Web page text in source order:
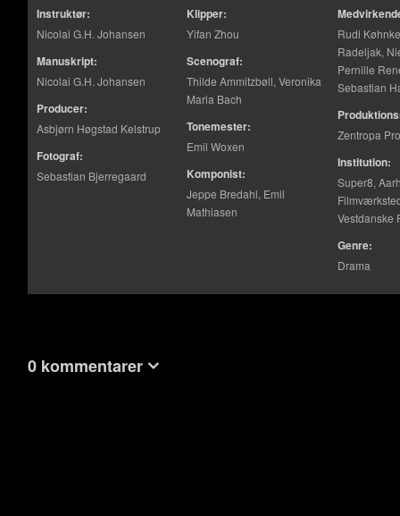
Instruktør:
Nicolai G.H. Johansen
Manuskript:
Nicolai G.H. Johansen
Producer:
Asbjørn Høgstad Kelstrup
Fotograf:
Sebastian Bjerregaard
Klipper:
Yifan Zhou
Scenograf:
Thilde Ammitzbøll, Veronika
Maria Bach
Tonemester:
Emil Woxen
Komponist:
Jeppe Bredahl, Emil
Mathiasen
Rudi
Radeljak,
Pernille
Sebastian
Zentropa
Institution:
Super8,
Vestdanske
Genre:
Drama
0 kommentarer